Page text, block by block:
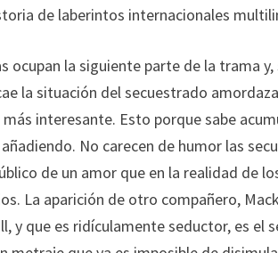
de laberintos internacionales
ocupan la siguiente parte de la trama
la situación del secuestrado
interesante. Esto porque sabe
No carecen de humor las
de un amor que en la realidad de
La aparición de otro compañero,
y que es ridículamente seductor, es el